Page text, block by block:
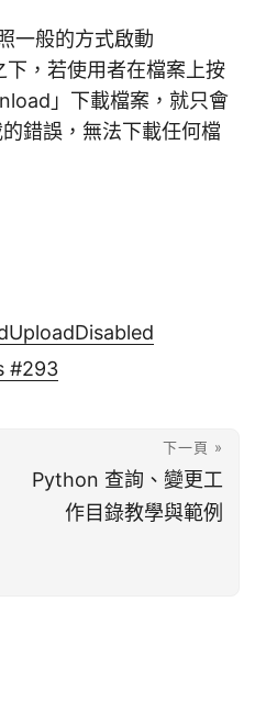
一般的方式啟動
，若使用者在檔案上按
」下載檔案，就只會
錯誤，無法下載任何檔
#293
下一頁 »
Python 查詢、變更工
作目錄教學與範例